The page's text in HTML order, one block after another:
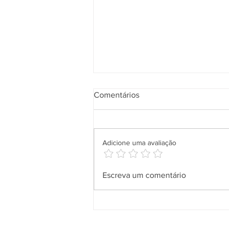
Aplicativo Salineira ganha
recursos, melhor usabilidade e
Comentários
Adicione uma avaliação
Escreva um comentário